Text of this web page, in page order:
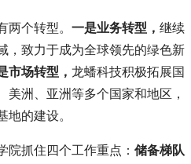
两个转型。 一是业务转型， 继续
，致力于成为全球领先的绿色新
市场转型， 龙蟠科技积极拓展国
美洲、亚洲等多个国家和地区，
地的建设。
院抓住四个工作重点： 储备梯队